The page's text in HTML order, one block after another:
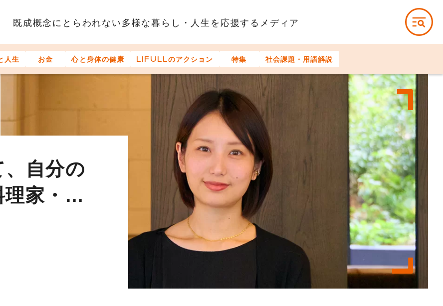
既成概念にとらわれない多様な暮らし・人生を応援するメディア
人生 お金 心と身体の健康 LIFULLのアクション 特集 社会課題・用語解説
自分の
家・長
ビュー
を貯め
か。社
学が語
付き合
張らな
―日本
台系
の人
んが語
―「分人
え方
てくる
が足か
。
げた
挑戦の
歳以上
を募集
い。ス
の多様
て考え
える、
調査を